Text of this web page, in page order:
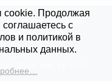
организаций
Карта сайта
2021
cookie. Продолжая
соглашаетесь с
и политикой в
данных.